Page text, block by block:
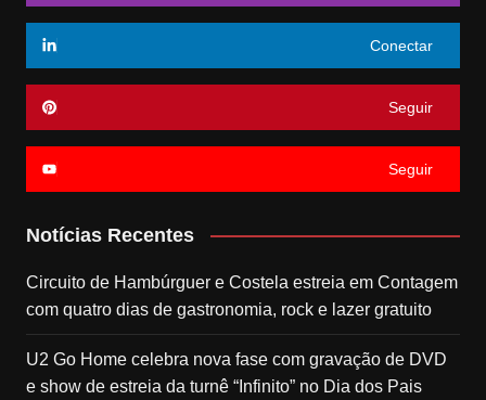
Conectar
Seguir
Seguir
Notícias Recentes
Circuito de Hambúrguer e Costela estreia em Contagem
com quatro dias de gastronomia, rock e lazer gratuito
U2 Go Home celebra nova fase com gravação de DVD
e show de estreia da turnê “Infinito” no Dia dos Pais